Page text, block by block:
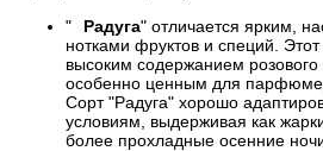
"
Радуга" отличается ярким,
нотками фруктов и специй. Этот
высоким содержанием
особенно ценным для
Сорт "Радуга" хорошо
условиям, выдерживая как
более прохладные осенние